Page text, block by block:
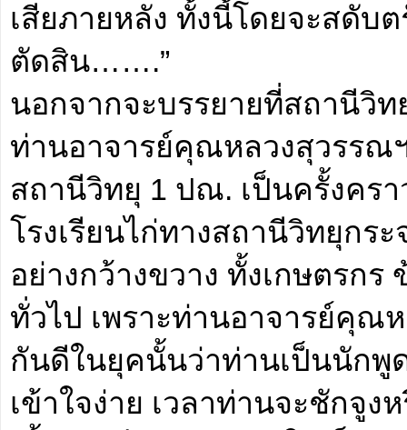
เสียภายหลัง ทั้งนี้โดยจะสดับ
ตัดสิน…….”
นอกจากจะบรรยายที่สถานีวิ
ท่านอาจารย์คุณหลวงสุวรรณฯ
สถานีวิทยุ 1 ปณ. เป็นครั้งคร
โรงเรียนไก่ทางสถานีวิทยุกร
อย่างกว้างขวาง ทั้งเกษตรก
ทั่วไป เพราะท่านอาจารย์คุณ
กันดีในยุคนั้นว่าท่านเป็นนักพู
เข้าใจง่าย เวลาท่านจะชักจู